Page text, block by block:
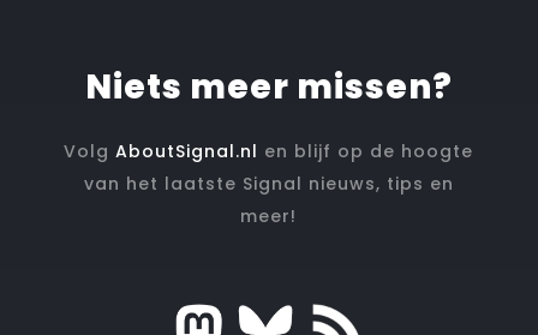
Niets meer missen?
VolgAboutSignal.nl en blijf op de hoogte
van het laatste Signal nieuws, tips en
meer!